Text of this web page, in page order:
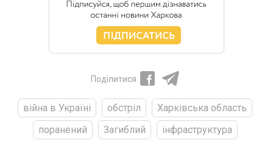
Поділитися
війна в Україні обстріл
Харківська область
поранений
Загиблий
інфраструктура